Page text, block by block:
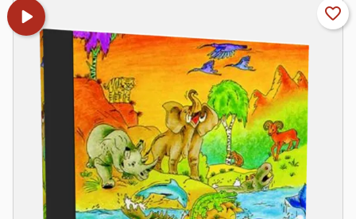
play_arrow favorite_border